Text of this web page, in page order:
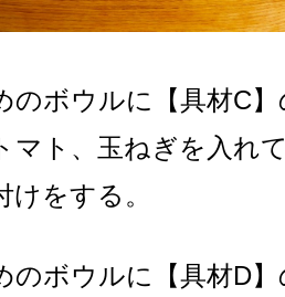
のボウルに【具材C
マト、玉ねぎを入れ
けをする。
のボウルに【具材D